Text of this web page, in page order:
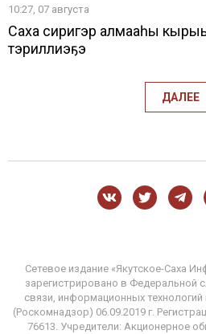
10:27, 07 августа
Саха сиригэр алмааһы
тэриллиэҕэ
ДАЛЕЕ
Сетевое издание «Якутское-Саха
зарегистрировано в Федеральной
связи, информационных
(Роскомнадзор) 06.09.2019 г.
76613. Учредители: Акционерное